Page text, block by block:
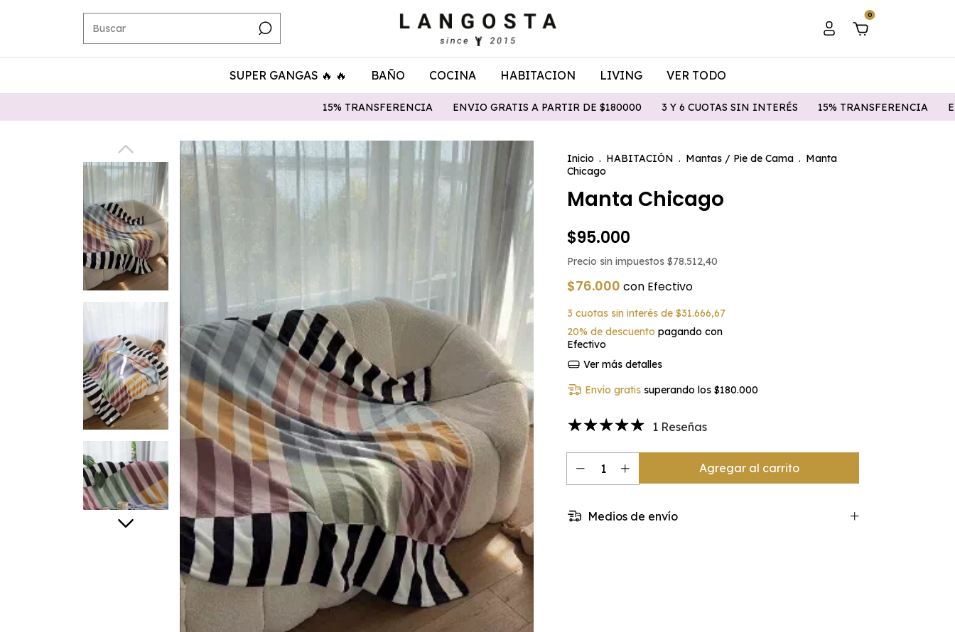
0
SUPER GANGAS 🔥 🔥 BAÑO COCINA HABITACION LIVING VER TODO
15% TRANSFERENCIA ENVIO GRATIS A PARTIR DE $180000 3 Y 6 CUOTAS SIN INTERÉS 15% TRANSFERENCIA ENVIO
Inicio . HABITACIÓN . Mantas / Pie de Cama . Manta
Chicago
Manta Chicago
$95.000
Precio sin impuestos $78.512,40
$76.000 con Efectivo
3 cuotas sin interés de $31.666,67
20% de descuento pagando con
Efectivo
Ver más detalles
Envío gratis superando los$180.000
1 Reseñas
Medios de envío